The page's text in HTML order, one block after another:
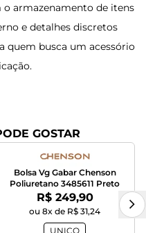
armazenamento de itens
e detalhes discretos
quem busca um acessório
GOSTAR
Bolsa Vg Gabar Chenson
Poliuretano 3485611 Preto
Por:
R$ 249,90
ou 8x de R$ 31,24
UNICO